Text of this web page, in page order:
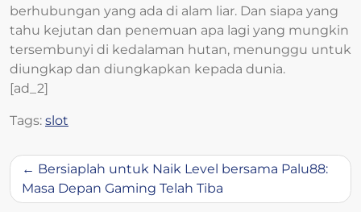
berhubungan yang ada di alam liar. Dan siapa yang
tahu kejutan dan penemuan apa lagi yang mungkin
tersembunyi di kedalaman hutan, menunggu untuk
diungkap dan diungkapkan kepada dunia.
[ad_2]
Tags: slot
Post
navigation
Bersiaplah untuk Naik Level bersama Palu88:
Masa Depan Gaming Telah Tiba